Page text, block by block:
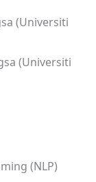
(Universiti
(Universiti
(NLP)